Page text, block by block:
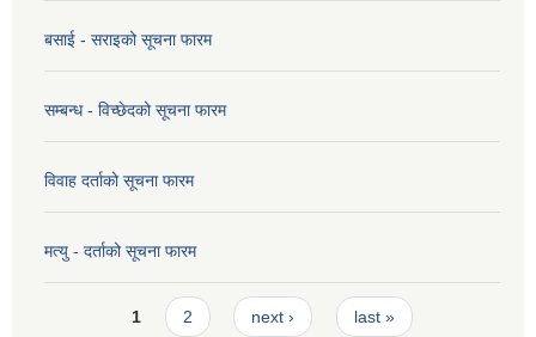
बसाई - सराइको सूचना फारम
सम्बन्ध - विच्छेदको सूचना फारम
विवाह दर्ताको सूचना फारम
मत्यु - दर्ताको सूचना फारम
Pages1 2 next › last »